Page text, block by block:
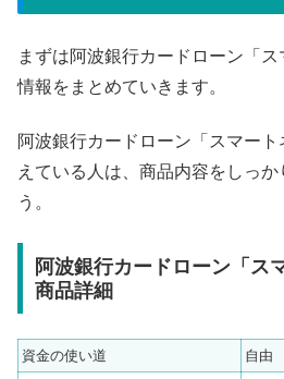
まずは阿波銀行カードローン「
情報をまとめていきます。
阿波銀行カードローン「スマー
えている人は、商品内容をしっ
う。
阿波銀行カードローン「ス
商品詳細
資金の使い道 自由